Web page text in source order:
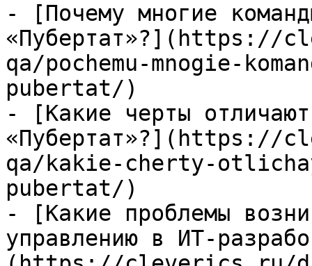
- [Почему многие
qa/pochemu-mnogie-
pubertat/)
- [Какие черты
qa/kakie-cherty-
pubertat/)
- [Какие проблемы
управлению в ИТ-